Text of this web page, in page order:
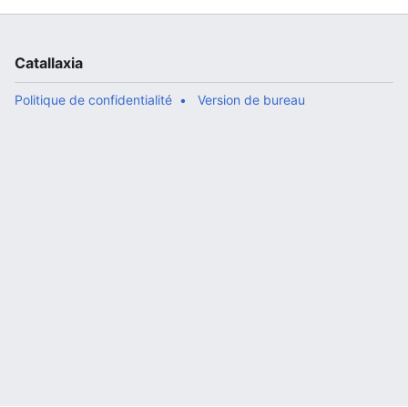
Catallaxia
Politique de confidentialité Version de bureau